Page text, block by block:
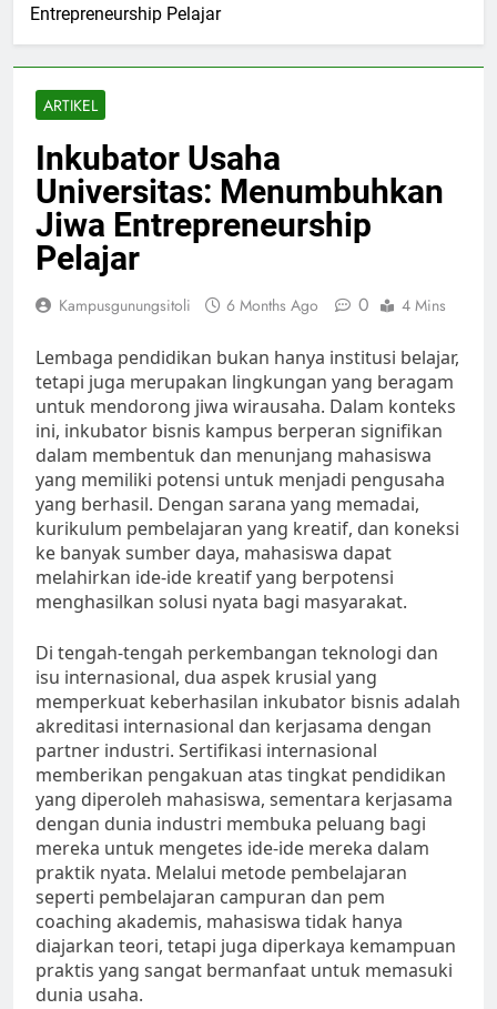
Entrepreneurship Pelajar
ARTIKEL
Inkubator Usaha
Universitas: Menumbuhkan
Jiwa Entrepreneurship
Pelajar
Kampusgunungsitoli 6 Months Ago 0 4 Mins
Lembaga pendidikan bukan hanya institusi belajar,
tetapi juga merupakan lingkungan yang beragam
untuk mendorong jiwa wirausaha. Dalam konteks
ini, inkubator bisnis kampus berperan signifikan
dalam membentuk dan menunjang mahasiswa
yang memiliki potensi untuk menjadi pengusaha
yang berhasil. Dengan sarana yang memadai,
kurikulum pembelajaran yang kreatif, dan koneksi
ke banyak sumber daya, mahasiswa dapat
melahirkan ide-ide kreatif yang berpotensi
menghasilkan solusi nyata bagi masyarakat.
Di tengah-tengah perkembangan teknologi dan
isu internasional, dua aspek krusial yang
memperkuat keberhasilan inkubator bisnis adalah
akreditasi internasional dan kerjasama dengan
partner industri. Sertifikasi internasional
memberikan pengakuan atas tingkat pendidikan
yang diperoleh mahasiswa, sementara kerjasama
dengan dunia industri membuka peluang bagi
mereka untuk mengetes ide-ide mereka dalam
praktik nyata. Melalui metode pembelajaran
seperti pembelajaran campuran dan pem
coaching akademis, mahasiswa tidak hanya
diajarkan teori, tetapi juga diperkaya kemampuan
praktis yang sangat bermanfaat untuk memasuki
dunia usaha.